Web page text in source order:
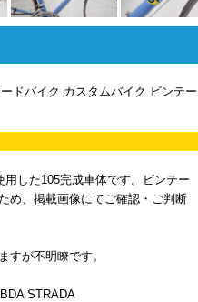
ドバイク カスタムバイク ビンテー
用した105完成車体です。ビンテー
め、掲載画像にてご確認・ご判断
すが不明瞭です。
STRADA